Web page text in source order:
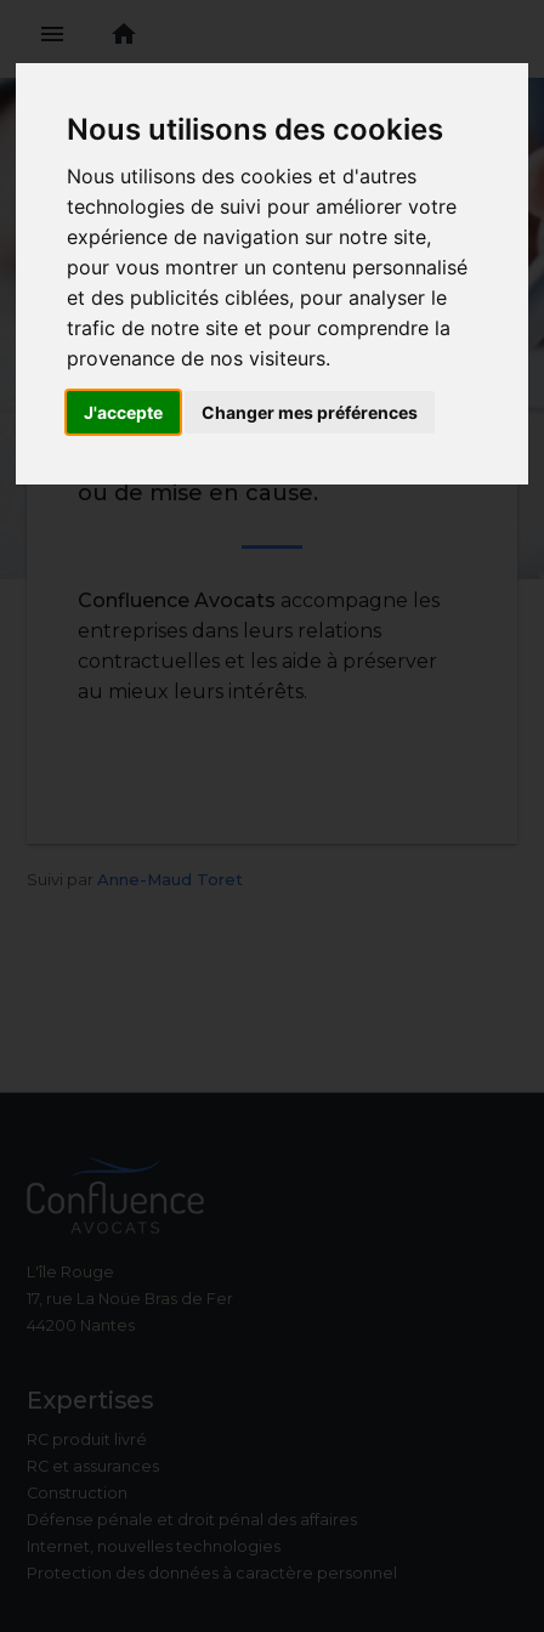
Nous utilisons des cookies
Nous utilisons des cookies et d'autres
technologies de suivi pour améliorer votre
expérience de navigation sur notre site,
pour vous montrer un contenu personnalisé
et des publicités ciblées, pour analyser le
trafic de notre site et pour comprendre la
provenance de nos visiteurs.
J'accepte Changer mes préférences
menu home
Exécution et
rupture
contractuelles
Examen et analyse des contrats
de l'entreprise, assistance à la
ou de mise en cause.
Confluence Avocats accompagne les
entreprises dans leurs relations
contractuelles et les aide à préserver
au mieux leurs intérêts.
Suivi par Anne-Maud Toret
L'île Rouge
17, rue La Noüe Bras de Fer
44200 Nantes
Expertises
RC produit livré
RC et assurances
Construction
Défense pénale et droit pénal des affaires
Internet, nouvelles technologies
Protection des données à caractère personnel